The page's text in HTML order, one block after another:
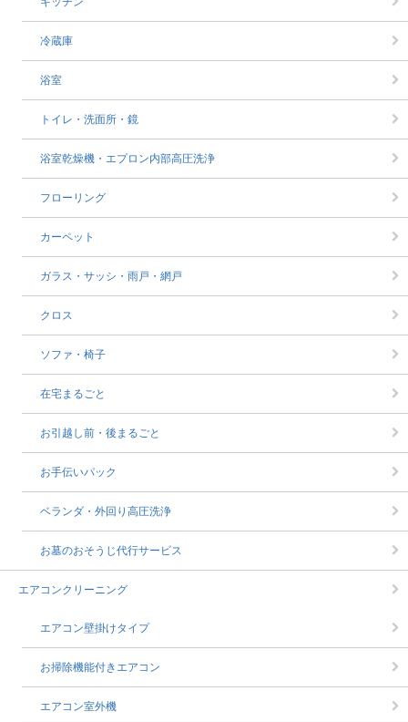
冷蔵庫
浴室
トイレ・洗面所・鏡
浴室乾燥機・エプロン内部高圧洗浄
フローリング
カーペット
ガラス・サッシ・雨戸・網戸
クロス
ソファ・椅子
在宅まるごと
お引越し前・後まるごと
お手伝いパック
ベランダ・外回り高圧洗浄
お墓のおそうじ代行サービス
エアコンクリーニング
エアコン壁掛けタイプ
お掃除機能付きエアコン
エアコン室外機